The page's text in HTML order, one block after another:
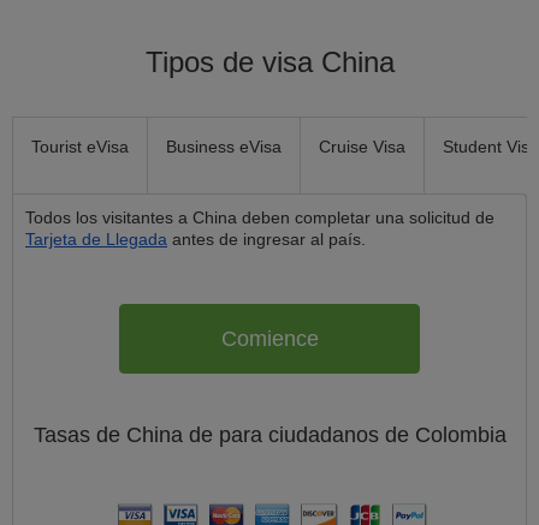
Tipos de visa China
Tourist eVisa Business eVisa Cruise Visa Student Visa
Todos los visitantes a China deben completar una solicitud de
Tarjeta de Llegada antes de ingresar al país.
Comience
Tasas de China de para ciudadanos de Colombia